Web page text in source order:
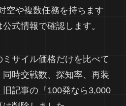
空や複数任務を持ちます
式情報で確認します。
サイル価格だけを比べて
時交戦数、探知率、再装
記事の『100発なら3,000